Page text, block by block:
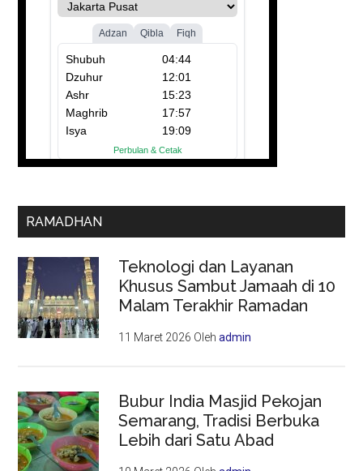
RAMADHAN
Teknologi dan Layanan
Khusus Sambut Jamaah di 10
Malam Terakhir Ramadan
11 Maret 2026 Olehadmin
Bubur India Masjid Pekojan
Semarang, Tradisi Berbuka
Lebih dari Satu Abad